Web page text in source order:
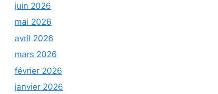
juin 2026
mai 2026
avril 2026
mars 2026
février 2026
janvier 2026